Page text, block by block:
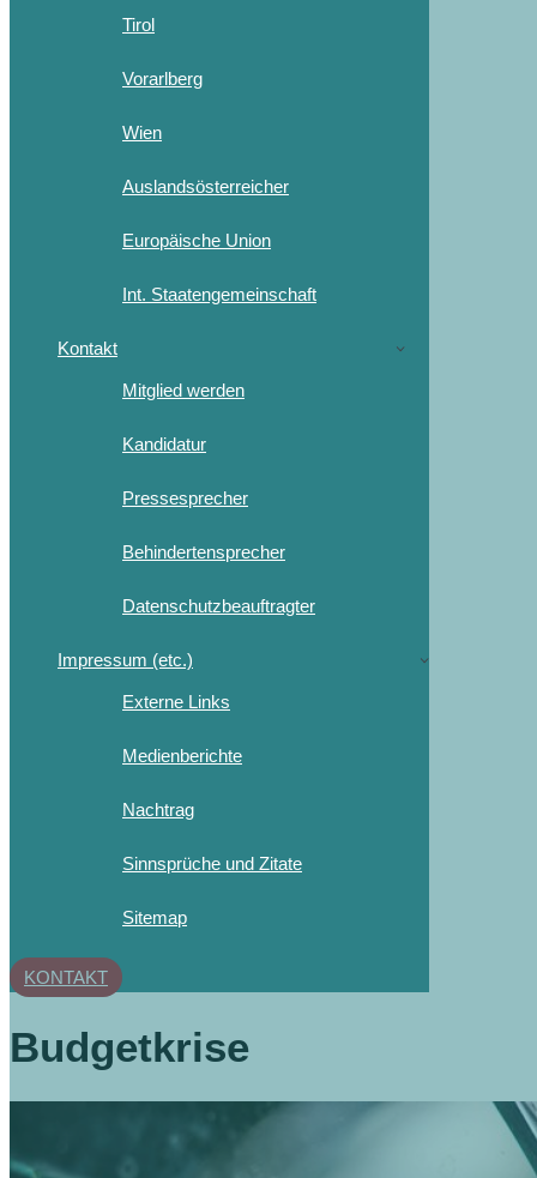
Tirol
Vorarlberg
Wien
Auslandsösterreicher
Europäische Union
Int. Staatengemeinschaft
Kontakt
Mitglied werden
Kandidatur
Pressesprecher
Behindertensprecher
Datenschutzbeauftragter
Impressum (etc.)
Externe Links
Medienberichte
Nachtrag
Sinnsprüche und Zitate
Sitemap
KONTAKT
Budgetkrise